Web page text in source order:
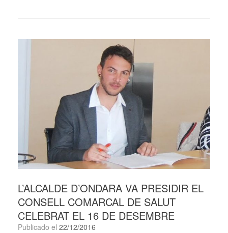
L’ALCALDE D’ONDARA VA PRESIDIR EL
CONSELL COMARCAL DE SALUT
CELEBRAT EL 16 DE DESEMBRE
Publicado el 22/12/2016